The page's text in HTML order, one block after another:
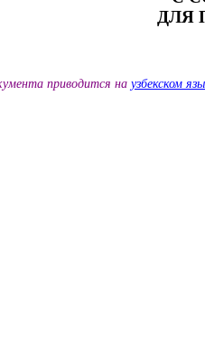
ДЛЯ
приводится на узбекском